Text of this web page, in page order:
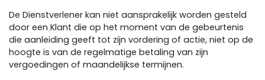
De Dienstverlener kan niet aansprakelijk worden gesteld
door een Klant die op het moment van de gebeurtenis
die aanleiding geeft tot zijn vordering of actie, niet op de
hoogte is van de regelmatige betaling van zijn
vergoedingen of maandelijkse termijnen.